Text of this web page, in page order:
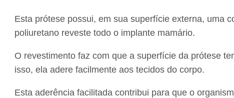
Esta prótese possui, em sua superfície externa, uma
poliuretano reveste todo o implante mamário.
O revestimento faz com que a superfície da prótese
isso, ela adere facilmente aos tecidos do corpo.
Esta aderência facilitada contribui para que o